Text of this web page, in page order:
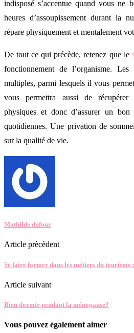
indisposé s’accentue quand vous ne
heures d’assoupissement durant la
répare physiquement et mentalement
De tout ce qui précède, retenez que le
fonctionnement de l’organisme.
multiples, parmi lesquels il vous
vous permettra aussi de
physiques et donc d’assurer un bon
quotidiennes. Une privation de
sur la qualité de vie.
Mathilde dufour
Article prècèdent
Se faire former dans les métiers du tourisme
Article suivant
Bien dormir pendant la ménopause?
Vous pouvez également aimer